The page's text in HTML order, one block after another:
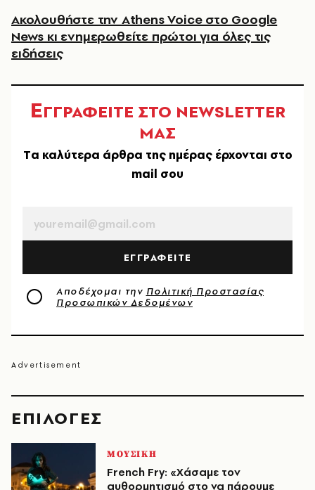
EΠΙΛΟΓΈΣ
ΜΟΥΣΙΚΗ
French Fry: «Χάσαμε τον
αυθορμητισμό στο να πάρουμε
Ακολουθήστε την Athens Voice στο Google
News κι ενημερωθείτε πρώτοι για όλες τις
ειδήσεις
ΕΓΓΡΑΦΕΙΤΕ ΣΤΟ NEWSLETTER
ΜΑΣ
Tα καλύτερα άρθρα της ημέρας έρχονται στο
mail σου
ΕΓΓΡΑΦΕΙΤΕ
Αποδέχομαι την Πολιτική Προστασίας
Προσωπικών Δεδομένων